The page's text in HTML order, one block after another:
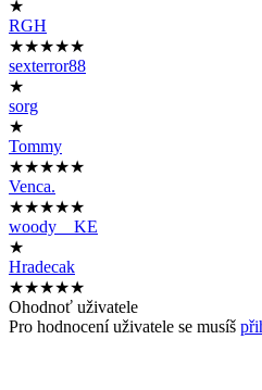
★
RGH
★★★★★
sexterror88
★
sorg
★
Tommy
★★★★★
Venca.
★★★★★
woody__KE
★
Hradecak
★★★★★
Ohodnoť uživatele
Pro hodnocení uživatele se musíš